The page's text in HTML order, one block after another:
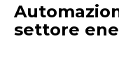
settore